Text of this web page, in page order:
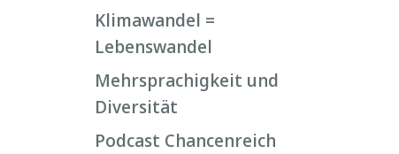
Klimawandel =
Lebenswandel
Mehrsprachigkeit und
Diversität
Podcast Chancenreich